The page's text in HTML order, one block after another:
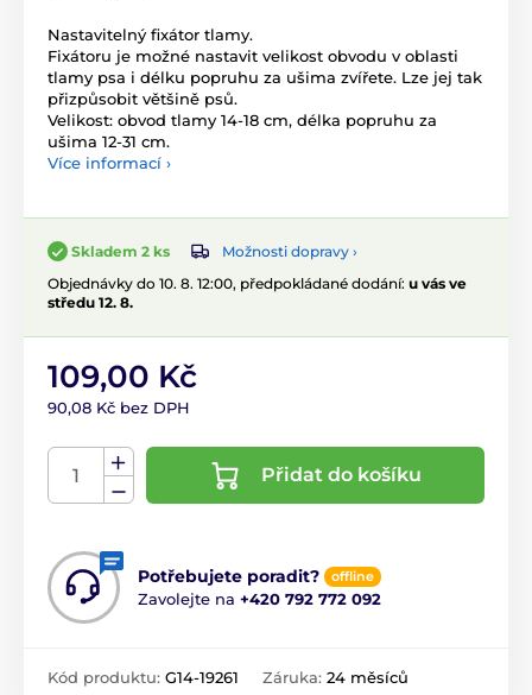
Nastavitelný fixátor tlamy.
Fixátoru je možné nastavit velikost obvodu v oblasti
tlamy psa i délku popruhu za ušima zvířete. Lze jej tak
přizpůsobit většině psů.
Velikost: obvod tlamy 14-18 cm, délka popruhu za
ušima 12-31 cm.
Více informací ›
Skladem 2 ks
Možnosti dopravy ›
Objednávky do 10. 8. 12:00, předpokládané dodání: u vás ve
středu 12. 8.
109,00 Kč
90,08 Kč bez DPH
Přidat do košíku
Potřebujete poradit? offline
Zavolejte na +420 792 772 092
Kód produktu: G14-19261 Záruka: 24 měsíců